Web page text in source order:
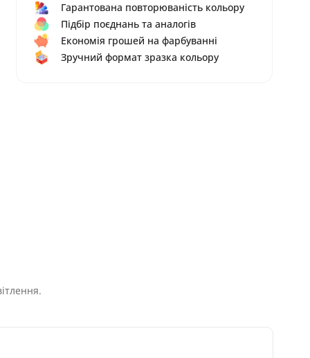
Гарантована повторюваність кольору
Підбір поєднань та аналогів
Економія грошей на фарбуванні
Зручний формат зразка кольору